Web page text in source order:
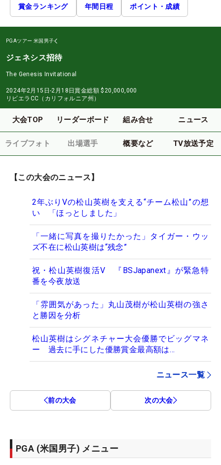
賞金ランキング 年間日程 ポイント・成績
PGAツアー 米国男子
ジェネシス招待
The Genesis Invitational
2024年2月15日-2月18日賞金総額 $20,000,000
リビエラCC（カリフォルニア州）
大会TOP リーダーボード 組み合せ ニュース
ライブフォト 出場選手 概要など TV放送予定
【この大会のニュース】
2年ぶりVの松山英樹を支える“チーム松山”の想
い 「ほっとしました」
「一緒に写真を撮りたかった」タイガー・ウッ
ズ不在に松山英樹は“残念”
祝・松山英樹復活V 『BSJapanext』が緊急特
番を今夜放送
「雰囲気があった」丸山茂樹が松山英樹の強さ
と勝因を分析
松山英樹はシグネチャー大会優勝でビッグマネ
ー 過去に手にした優勝賞金最高額は…
ニュース一覧
前の大会 次の大会
PGA (米国男子) メニュー